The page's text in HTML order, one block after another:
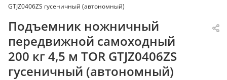
GTJZ0406ZS гусеничный (автономный)
Подъемник ножничный
передвижной самоходный
200 кг 4,5 м TOR GTJZ0406ZS
гусеничный (автономный)